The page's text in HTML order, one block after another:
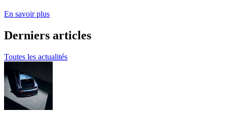
En savoir plus
Derniers articles
Toutes les actualités